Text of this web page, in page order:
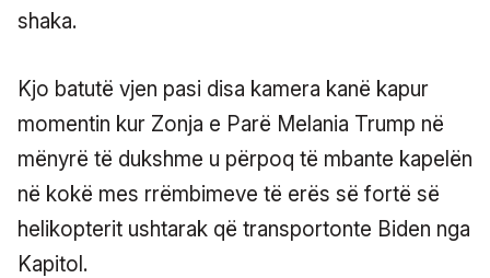
shaka.
Kjo batutë vjen pasi disa kamera kanë kapur
momentin kur Zonja e Parë Melania Trump në
mënyrë të dukshme u përpoq të mbante kapelën
në kokë mes rrëmbimeve të erës së fortë së
helikopterit ushtarak që transportonte Biden nga
Kapitol.